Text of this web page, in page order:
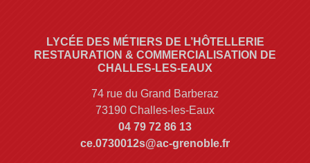
LYCÉE DES MÉTIERS DE L’HÔTELLERIE
RESTAURATION & COMMERCIALISATION DE
CHALLES-LES-EAUX
74 rue du Grand Barberaz
73190 Challes-les-Eaux
04 79 72 86 13
ce.0730012s@ac-grenoble.fr